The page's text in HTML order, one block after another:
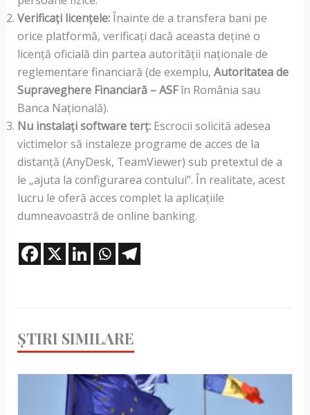
Verificați licențele:Înainte de a transfera bani pe
orice platformă, verificați dacă aceasta deține o
licență oficială din partea autorității naționale de
reglementare financiară (de exemplu, Autoritatea de
Supraveghere Financiară – ASFîn România sau
Banca Națională).
Nu instalați software terț:Escrocii solicită adesea
victimelor să instaleze programe de acces de la
distanță (AnyDesk, TeamViewer) sub pretextul de a
le „ajuta la configurarea contului”. În realitate, acest
lucru le oferă acces complet la aplicațiile
dumneavoastră de online banking.
ȘTIRI SIMILARE